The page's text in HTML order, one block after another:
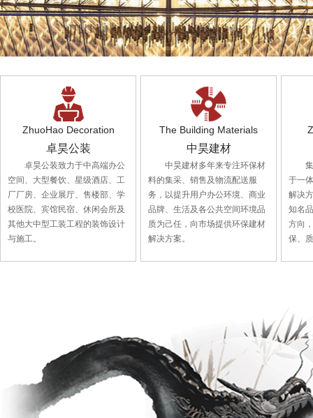
ZhuoHao Decoration
卓昊公装
卓昊公装致力于中高端办公
空间、大型餐饮、星级酒店、工
厂厂房、企业展厅、售楼部、学
校医院、宾馆民宿、休闲会所及
其他大中型工装工程的装饰设计
与施工。
The Building Materials
中昊建材
中昊建材多年来专注环保材
料的集采、销售及物流配送服
务，以提升用户办公环境、商业
品牌、生活及各公共空间环境品
质为己任，向市场提供环保建材
解决方案。
于一
解决
知名
方向
保、